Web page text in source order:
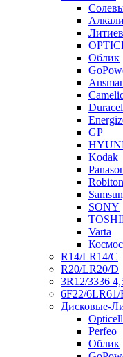
Облик
GP
Kodak
Robiton
SONY
Varta
Космос
R14/LR14/C
R20/LR20/D
3R12/3336
6F22/6LR61/
Дисковые-
Opticell
Perfeo
Облик